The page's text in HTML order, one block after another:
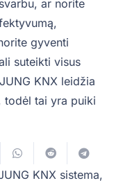
ar norite
gyventi
suteikti visus
KNX leidžia
todėl tai yra puiki
KNX sistema,